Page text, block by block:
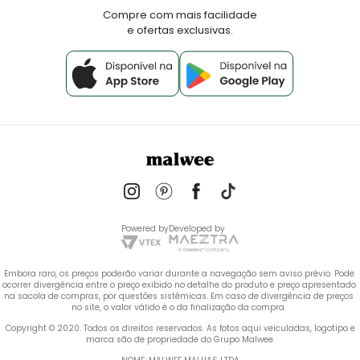
Compre com mais facilidade
e ofertas exclusivas.
Powered byDeveloped by
Embora raro, os preços poderão variar durante a navegação sem aviso prévio. Pode
ocorrer divergência entre o preço exibido no detalhe do produto e preço apresentado
na sacola de compras, por questões sistêmicas. Em caso de divergência de preços
no site, o valor válido é o da finalização da compra.
marca são de propriedade do Grupo Malwee.